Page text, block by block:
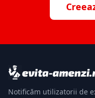
Notificăm utilizatorii de